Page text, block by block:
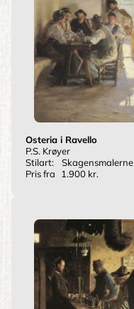
Osteria i Ravello
P.S. Krøyer
Stilart:
Skagensmalerne
Pris fra
1.900 kr.